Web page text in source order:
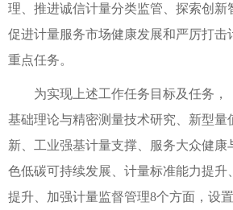
理、推进诚信计量分类监管、探索创新
促进计量服务市场健康发展和严厉打击
重点任务。
为实现上述工作任务目标及任务，
基础理论与精密测量技术研究、新型量
新、工业强基计量支撑、服务大众健康
色低碳可持续发展、计量标准能力提升
提升、加强计量监督管理8个方面，设